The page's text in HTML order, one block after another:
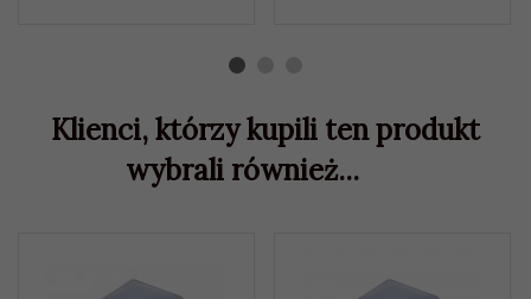
Klienci, którzy kupili ten produkt
wybrali również...